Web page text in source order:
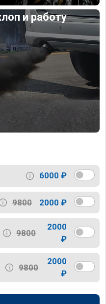
и работу
6000 ₽
9800 2000 ₽
9800
2000
₽
9800
2000
₽